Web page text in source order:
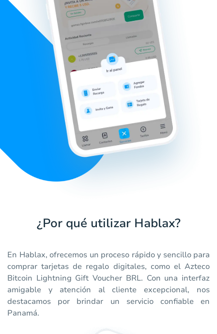
¿Por qué utilizar Hablax?
En Hablax, ofrecemos un proceso rápido y sencillo para
comprar tarjetas de regalo digitales, como el Azteco
Bitcoin Lightning Gift Voucher BRL. Con una interfaz
amigable y atención al cliente excepcional, nos
destacamos por brindar un servicio confiable en
Panamá.